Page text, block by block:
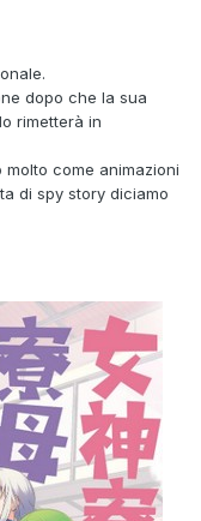
dopo che la sua
rimetterà in
come animazioni
di spy story diciamo